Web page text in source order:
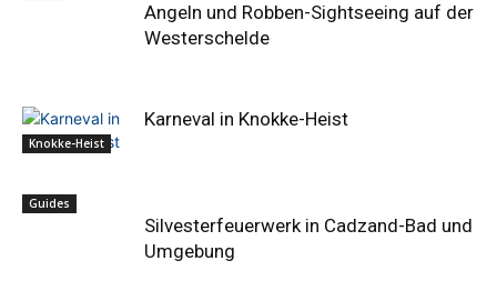
Angeln und Robben-Sightseeing auf der
Westerschelde
Knokke-Heist
Karneval in Knokke-Heist
Guides
Silvesterfeuerwerk in Cadzand-Bad und
Umgebung